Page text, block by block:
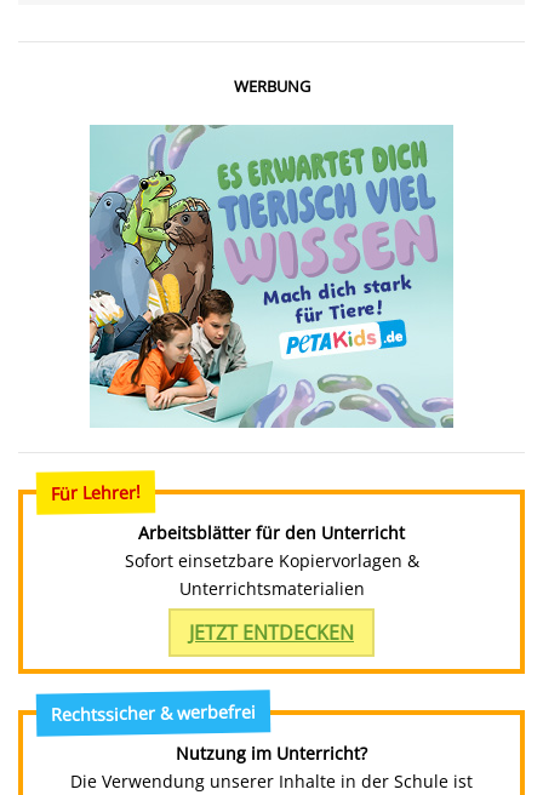
WERBUNG
Für Lehrer!
Arbeitsblätter für den Unterricht
Sofort einsetzbare Kopiervorlagen &
Unterrichtsmaterialien
JETZT ENTDECKEN
Rechtssicher & werbefrei
Nutzung im Unterricht?
Die Verwendung unserer Inhalte in der Schule ist